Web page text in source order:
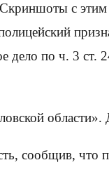
с этим
дело по ч. 3
сообщив, что